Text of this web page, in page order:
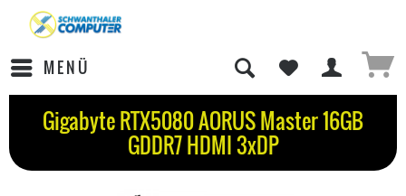
MENÜ
Gigabyte RTX5080 AORUS Master 16GB
GDDR7 HDMI 3xDP